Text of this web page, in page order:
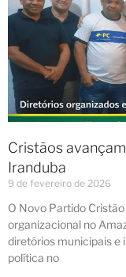
Cristãos
Iranduba
9 de fevereiro de 2026
O Novo Partido
organizacional no
diretórios municipais
política no